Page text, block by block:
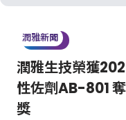
潤雅新聞
潤雅生技榮獲
性佐劑AB-801
獎